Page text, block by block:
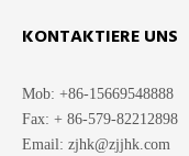
KONTAKTIERE UNS
Mob: +86-15669548888
Fax: + 86-579-82212898
Email: zjhk@zjjhk.com